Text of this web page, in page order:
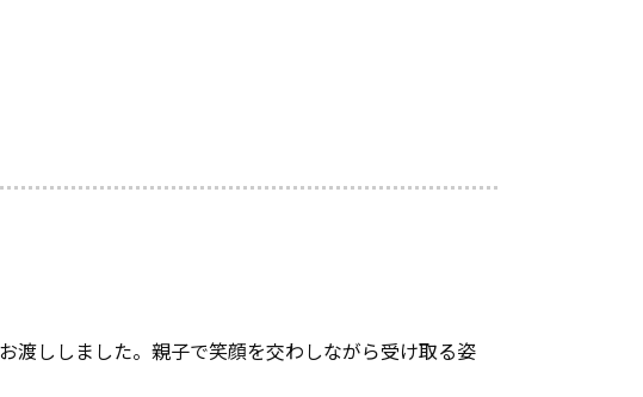
渡ししました。親子で笑顔を交わしながら受け取る姿